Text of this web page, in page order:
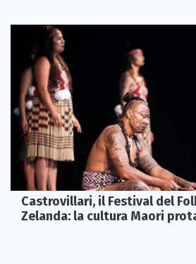
Castrovillari, il Festival del
Zelanda: la cultura Maori